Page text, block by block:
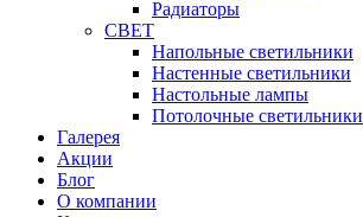
Радиаторы
СВЕТ
Напольные светильники
Настенные светильники
Настольные лампы
Потолочные светильники
Галерея
Акции
Блог
О компании